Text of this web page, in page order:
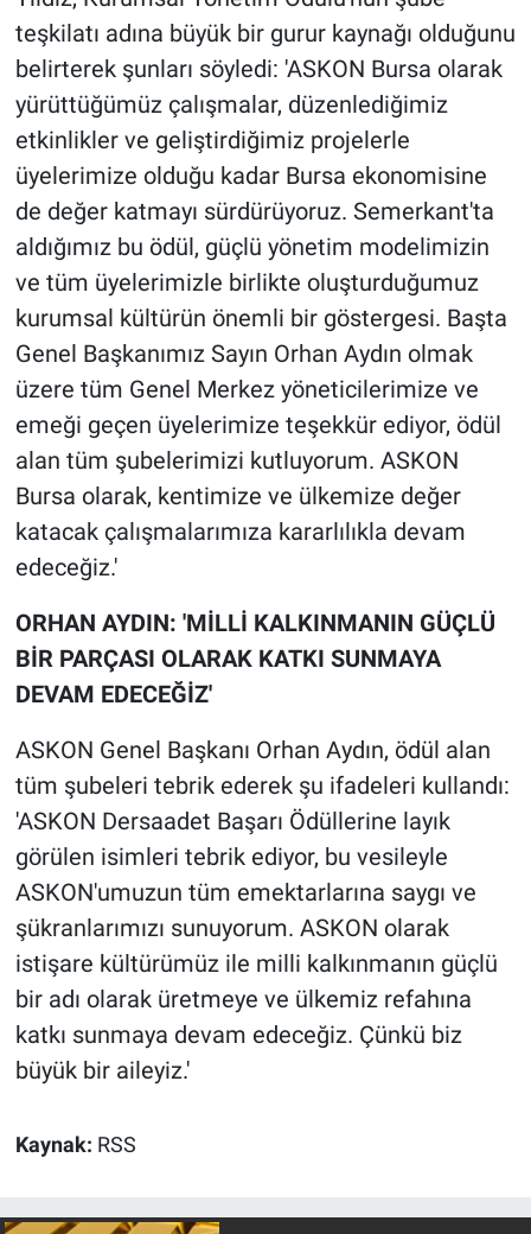
teşkilatı adına büyük bir gurur kaynağı olduğunu
belirterek şunları söyledi: 'ASKON Bursa olarak
yürüttüğümüz çalışmalar, düzenlediğimiz
etkinlikler ve geliştirdiğimiz projelerle
üyelerimize olduğu kadar Bursa ekonomisine
de değer katmayı sürdürüyoruz. Semerkant'ta
aldığımız bu ödül, güçlü yönetim modelimizin
ve tüm üyelerimizle birlikte oluşturduğumuz
kurumsal kültürün önemli bir göstergesi. Başta
Genel Başkanımız Sayın Orhan Aydın olmak
üzere tüm Genel Merkez yöneticilerimize ve
emeği geçen üyelerimize teşekkür ediyor, ödül
alan tüm şubelerimizi kutluyorum. ASKON
Bursa olarak, kentimize ve ülkemize değer
katacak çalışmalarımıza kararlılıkla devam
edeceğiz.'
ORHAN AYDIN: 'MİLLİ KALKINMANIN GÜÇLÜ
BİR PARÇASI OLARAK KATKI SUNMAYA
DEVAM EDECEĞİZ'
ASKON Genel Başkanı Orhan Aydın, ödül alan
tüm şubeleri tebrik ederek şu ifadeleri kullandı:
'ASKON Dersaadet Başarı Ödüllerine layık
görülen isimleri tebrik ediyor, bu vesileyle
ASKON'umuzun tüm emektarlarına saygı ve
şükranlarımızı sunuyorum. ASKON olarak
istişare kültürümüz ile milli kalkınmanın güçlü
bir adı olarak üretmeye ve ülkemiz refahına
katkı sunmaya devam edeceğiz. Çünkü biz
büyük bir aileyiz.'
Kaynak: RSS